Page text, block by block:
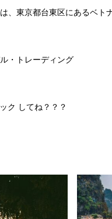
は、東京都台東区にあるベト
・トレーディング
ク してね？？？